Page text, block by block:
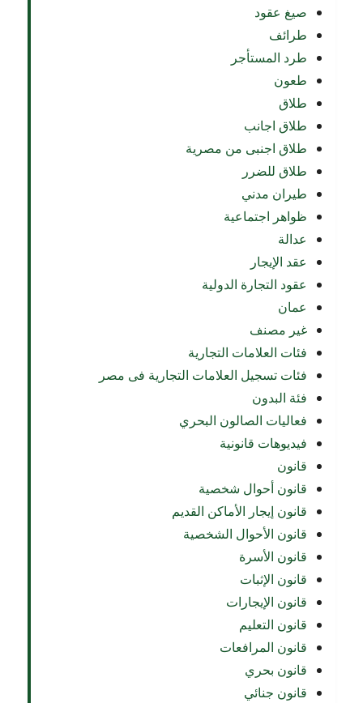
صيغ عقود
طرائف
طرد المستأجر
طعون
طلاق
طلاق اجانب
طلاق اجنبى من مصرية
طلاق للضرر
طيران مدني
ظواهر اجتماعية
عدالة
عقد الإيجار
عقود التجارة الدولية
عمان
غير مصنف
فئات العلامات التجارية
فئات تسجيل العلامات التجارية فى مصر
فئة البدون
فعاليات الصالون البحري
فيديوهات قانونية
قانون
قانون أحوال شخصية
قانون إيجار الأماكن القديم
قانون الأحوال الشخصية
قانون الأسرة
قانون الإثبات
قانون الإيجارات
قانون التعليم
قانون المرافعات
قانون بحري
قانون جنائي